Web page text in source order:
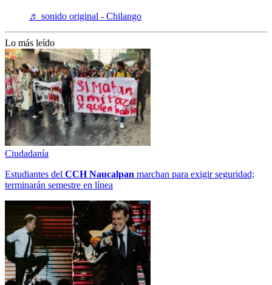
♬ sonido original - Chilango
Lo más leído
Ciudadanía
Estudiantes del CCH Naucalpan marchan para exigir seguridad;
terminarán semestre en línea